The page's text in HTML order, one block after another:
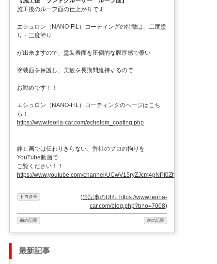
施工後のルーフ面の仕上がりです
エシュロン（NANO-FIL）コーティングの特徴は、二度塗
り・三度塗り
が出来ますので、塗装表面を圧倒的な膜厚感で覆い
塗装面を保護し、美観を長期間維持するので
お勧めです！！
エシュロン（NANO-FIL）コーティングのページはこち
ら！
https://www.teoria-car.com/echelom_coating.php
静止画では伝わりきらない、弊社のプロの拘りを
YouTube動画で
ご覧ください！！
https://www.youtube.com/channel/UCwV15ryZJcm4pNPf0ZhXu9g
トヨタ車 (当記事のURL https://www.teoria-
car.com/blog.php?bno=7008)
前の記事 次の記事
最新記事